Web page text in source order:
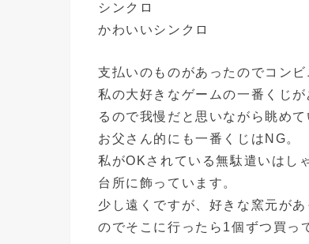
シンクロ
かわいいシンクロ
支払いのものがあったのでコンビ
私の大好きなゲームの一番くじ
るので我慢だと思いながら眺めて
お父さん的にも一番くじはNG。
私がOKされている無駄遣いはし
台所に飾っています。
少し遠くですが、好きな窯元が
のでそこに行ったら1個ずつ買っ